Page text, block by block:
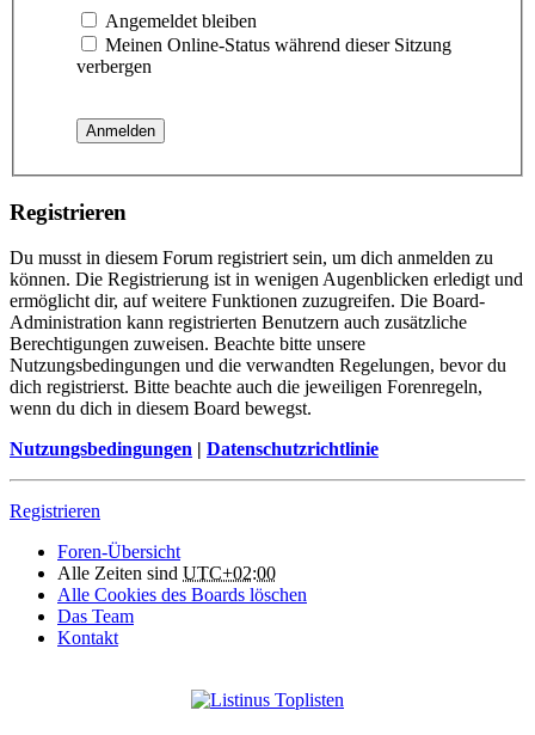
Angemeldet bleiben
Meinen Online-Status während dieser Sitzung
verbergen
Registrieren
Du musst in diesem Forum registriert sein, um dich anmelden zu
können. Die Registrierung ist in wenigen Augenblicken erledigt und
ermöglicht dir, auf weitere Funktionen zuzugreifen. Die Board-
Administration kann registrierten Benutzern auch zusätzliche
Berechtigungen zuweisen. Beachte bitte unsere
Nutzungsbedingungen und die verwandten Regelungen, bevor du
dich registrierst. Bitte beachte auch die jeweiligen Forenregeln,
wenn du dich in diesem Board bewegst.
Nutzungsbedingungen | Datenschutzrichtlinie
Registrieren
Foren-Übersicht
Alle Zeiten sind UTC+02:00
Alle Cookies des Boards löschen
Das Team
Kontakt